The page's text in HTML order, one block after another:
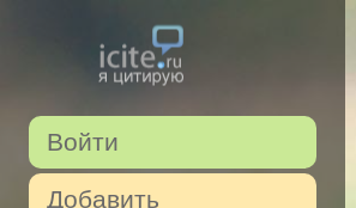
Войти
Добавить